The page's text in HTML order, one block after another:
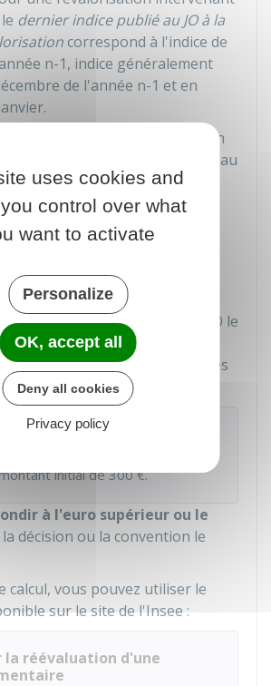
dernier indice publié au JOà la
correspond à l'indice de
n-1, indice généralement
de l'année n-1 et en
: Il peut s'agir de l'indice en
la décision, de l'indice publié au
de l'indice du mois de la
d'un mois donné (par
mois de juin 2021).
en vigueur au jour de la
décision rendue le 8 juillet
publié au JO le 8 juillet 2019,
de mai 2019 (car publié au JO le
faut pas prendre l'indice de
2019 car ils n'étaient pas publiés
au 1
initial de300 €.
à l'euro supérieur ou le
la décision ou la convention le
calcul, vous pouvez utiliser le
sur le site de l'Insee:
la réévaluation d'une
uses cookies and
control over what
want to activate
Personalize
OK, accept all
Deny all cookies
Privacy policy